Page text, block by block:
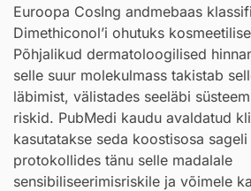
Euroopa CosIng andmebaas
Dimethiconol’i ohutuks
Põhjalikud dermatoloogilised
selle suur molekulmass takistab
läbimist, välistades seeläbi
riskid. PubMedi kaudu avaldatud
kasutatakse seda koostisosa
protokollides tänu selle madalale
sensibiliseerimisriskile ja võimele